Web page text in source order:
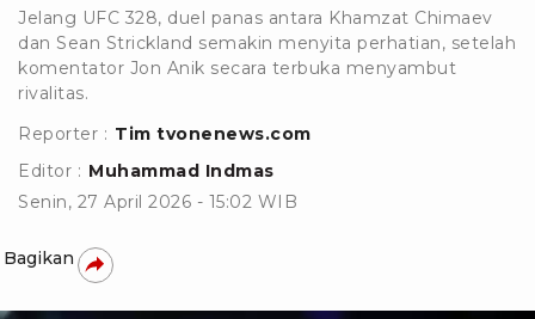
Jelang UFC 328, duel panas antara Khamzat Chimaev
dan Sean Strickland semakin menyita perhatian, setelah
komentator Jon Anik secara terbuka menyambut
rivalitas.
Reporter : Tim tvonenews.com
Editor : Muhammad Indmas
Senin, 27 April 2026 - 15:02 WIB
Bagikan